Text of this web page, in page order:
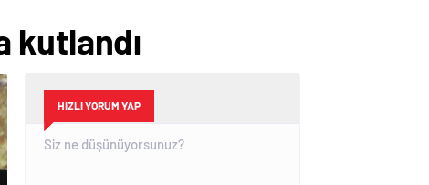
kutlandı
HIZLI YORUM YAP